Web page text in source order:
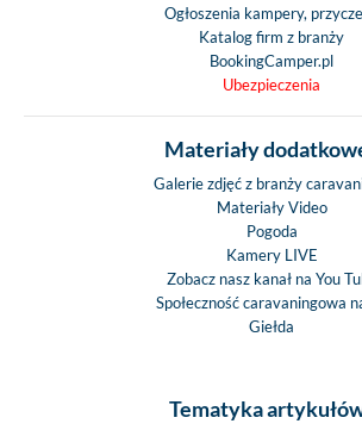
Ogłoszenia kampery,
Katalog firm z branży
BookingCamper.pl
Ubezpieczenia
Materiały
Galerie zdjęć z branży
Materiały Video
Pogoda
Kamery LIVE
Zobacz nasz kanał na You
Społeczność caravaningowa
Giełda
Tematyka